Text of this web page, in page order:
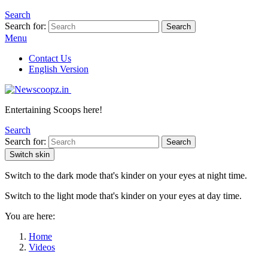
Search
Search for:
Search
Menu
Contact Us
English Version
Entertaining Scoops here!
Search
Search for:
Search
Switch skin
Switch to the dark mode that's kinder on your eyes at night time.
Switch to the light mode that's kinder on your eyes at day time.
You are here:
Home
Videos